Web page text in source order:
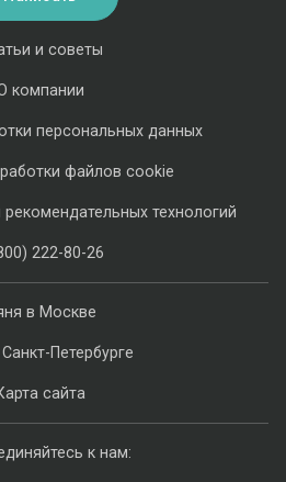
в Москве
Петербурге
сайта
и советы
компании
персональных данных
файлов cookie
технологий
222-80-26
к нам: